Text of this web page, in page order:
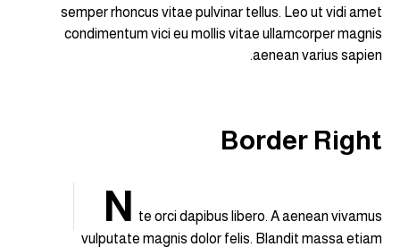
semper rhoncus vitae pulvinar tellus. Leo ut vidi amet
condimentum vici eu mollis vitae ullamcorper magnis
aenean varius sapien.
Border Right
N te orci dapibus libero. A aenean vivamus
vulputate magnis dolor felis. Blandit massa etiam